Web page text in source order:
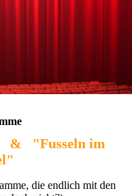
& "Fusseln im
die endlich mit den